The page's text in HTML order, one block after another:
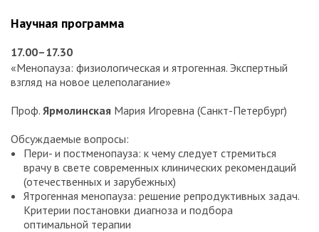
Научная программа
17.00–17.30
«Менопауза: физиологическая и ятрогенная. Экспертный
взгляд на новое целеполагание»
Проф. Ярмолинская Мария Игоревна (Санкт-Петербург)
Обсуждаемые вопросы:
Пери- и постменопауза: к чему следует стремиться
врачу в свете современных клинических рекомендаций
(отечественных и зарубежных)
Ятрогенная менопауза: решение репродуктивных задач.
Критерии постановки диагноза и подбора
оптимальной терапии